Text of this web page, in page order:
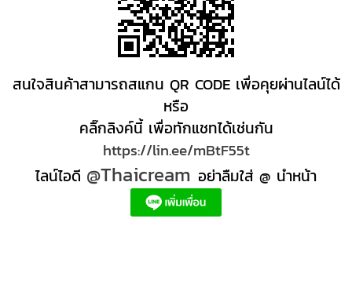
สนใจสินค้าสามารถสแกน QR CODE เพื่อคุยผ่านไลน์ได้
หรือ
คลิ๊กลิงค์นี้ เพื่อทักแชทได้เช่นกัน
https://lin.ee/mBtF55t
ไลน์ไอดี @Thaicream อย่าลืมใส่ @ นำหน้า